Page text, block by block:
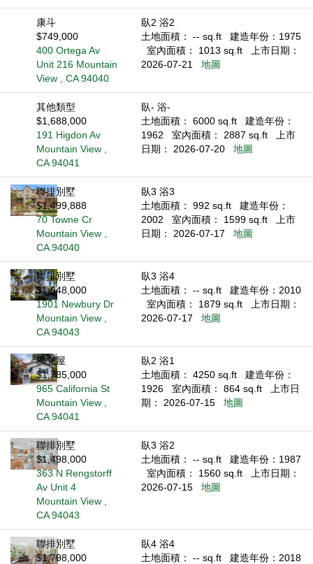
康斗
$749,000
400 Ortega Av
Unit 216 Mountain
View , CA 94040
臥2 浴2
土地面積： -- sq.ft
建造年份：1975
室內面積： 1013 sq.ft
上市日期：
2026-07-21
地圖
其他類型
$1,688,000
191 Higdon Av
Mountain View ,
CA 94041
臥- 浴-
土地面積： 6000 sq.ft
建造年份：
1962
室內面積： 2887 sq.ft
上市
日期： 2026-07-20
地圖
聯排別墅
$1,499,888
70 Towne Cr
Mountain View ,
CA 94040
臥3 浴3
土地面積： 992 sq.ft
建造年份：
2002
室內面積： 1599 sq.ft
上市
日期： 2026-07-17
地圖
聯排別墅
$1,648,000
1901 Newbury Dr
Mountain View ,
CA 94043
臥3 浴4
土地面積： -- sq.ft
建造年份：2010
室內面積： 1879 sq.ft
上市日期：
2026-07-17
地圖
獨立屋
$1,785,000
965 California St
Mountain View ,
CA 94041
臥2 浴1
土地面積： 4250 sq.ft
建造年份：
1926
室內面積： 864 sq.ft
上市日
期： 2026-07-15
地圖
聯排別墅
$1,498,000
363 N Rengstorff
Av Unit 4
Mountain View ,
CA 94043
臥3 浴2
土地面積： -- sq.ft
建造年份：1987
室內面積： 1560 sq.ft
上市日期：
2026-07-15
地圖
聯排別墅
$1,798,000
臥4 浴4
土地面積： -- sq.ft
建造年份：2018